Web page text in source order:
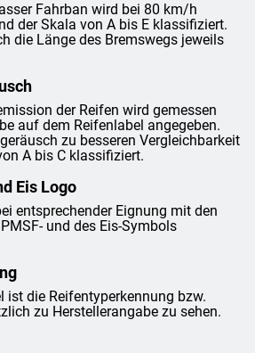
Fahrban wird bei 80 km/h
der Skala von A bis E klassifiziert.
die Länge des Bremswegs jeweils
der Reifen wird gemessen
auf dem Reifenlabel angegeben.
zu besseren Vergleichbarkeit
A bis C klassifiziert.
Eis Logo
entsprechender Eignung mit den
und des Eis-Symbols
ist die Reifentyperkennung bzw.
zu Herstellerangabe zu sehen.